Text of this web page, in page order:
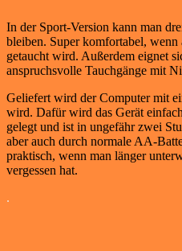
In der Sport-Version kann man
bleiben. Super komfortabel,
getaucht wird. Außerdem eignet
anspruchsvolle Tauchgänge mit
Geliefert wird der Computer mit
wird. Dafür wird das Gerät
gelegt und ist in ungefähr zwei
aber auch durch normale AA-
praktisch, wenn man länger
vergessen hat.
.